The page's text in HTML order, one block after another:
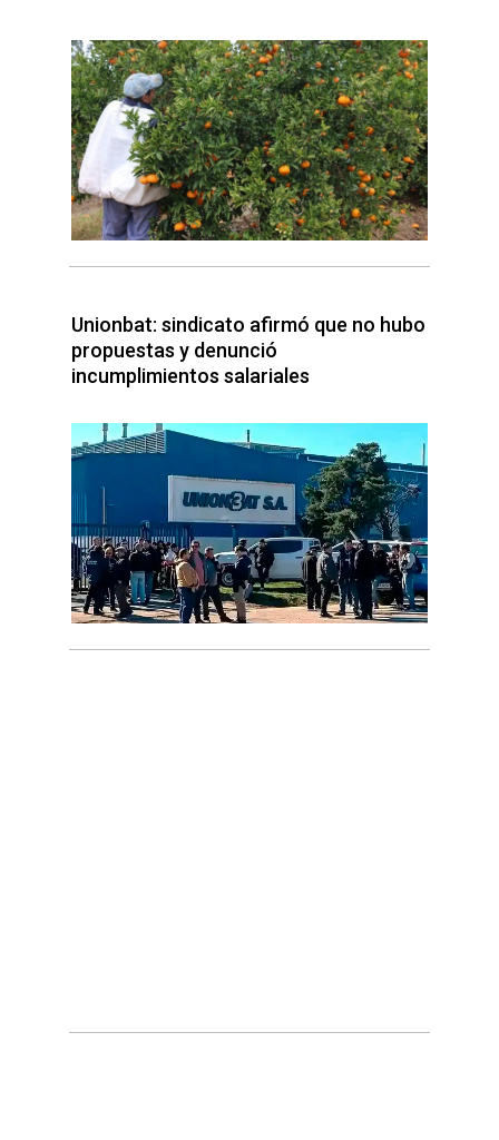
Unionbat: sindicato afirmó que no hubo
propuestas y denunció
incumplimientos salariales